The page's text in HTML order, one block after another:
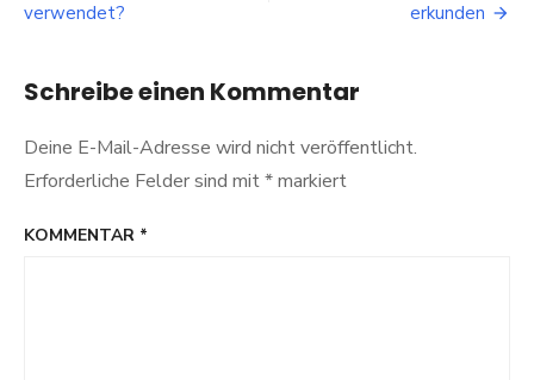
verwendet?
erkunden
Schreibe einen Kommentar
Deine E-Mail-Adresse wird nicht veröffentlicht.
Erforderliche Felder sind mit*markiert
KOMMENTAR *